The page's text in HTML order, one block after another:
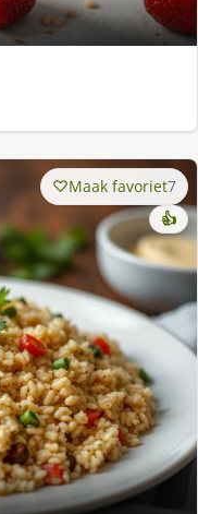
Maak favoriet7
👍